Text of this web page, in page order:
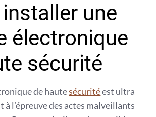
une
électronique
sécurité
de hautesécuritéest ultra
à l’épreuve des actes malveillants